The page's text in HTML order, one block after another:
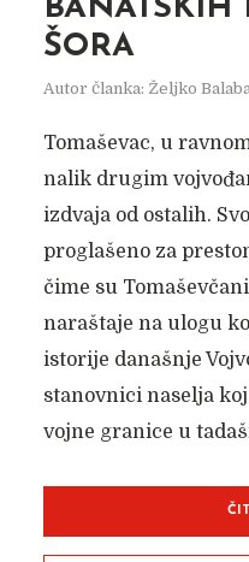
BANATSKIH
ŠORA
Autor članka: Željko
Tomaševac, u
nalik drugim
izdvaja od ostalih.
proglašeno za
čime su
naraštaje na ulogu
istorije današnje
stanovnici naselja
vojne granice u